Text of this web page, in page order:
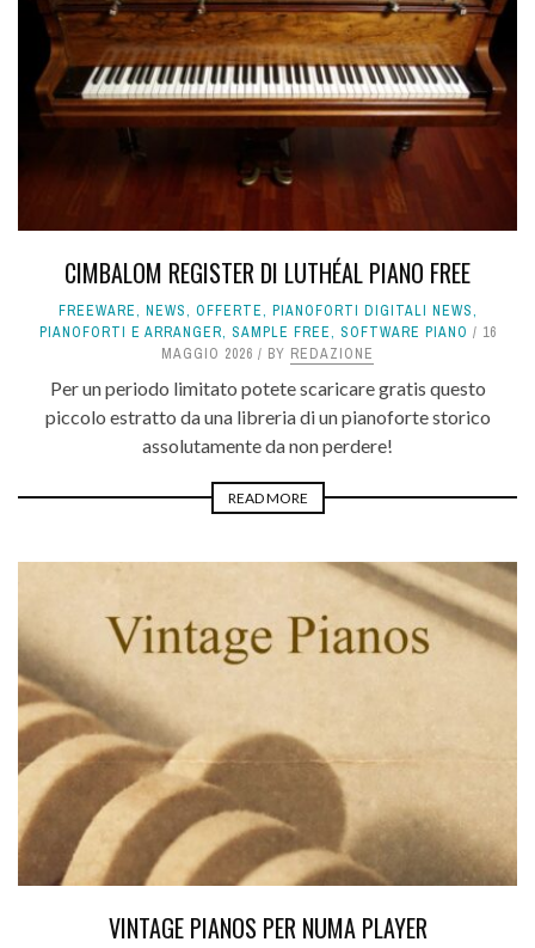
CIMBALOM REGISTER DI LUTHÉAL PIANO FREE
FREEWARE, NEWS, OFFERTE, PIANOFORTI DIGITALI NEWS,
PIANOFORTI E ARRANGER, SAMPLE FREE, SOFTWARE PIANO
16
MAGGIO 2026
BY REDAZIONE
Per un periodo limitato potete scaricare gratis questo
piccolo estratto da una libreria di un pianoforte storico
assolutamente da non perdere!
READ MORE
VINTAGE PIANOS PER NUMA PLAYER